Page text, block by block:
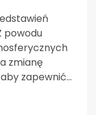
powodu
zmianę
zapewnić...